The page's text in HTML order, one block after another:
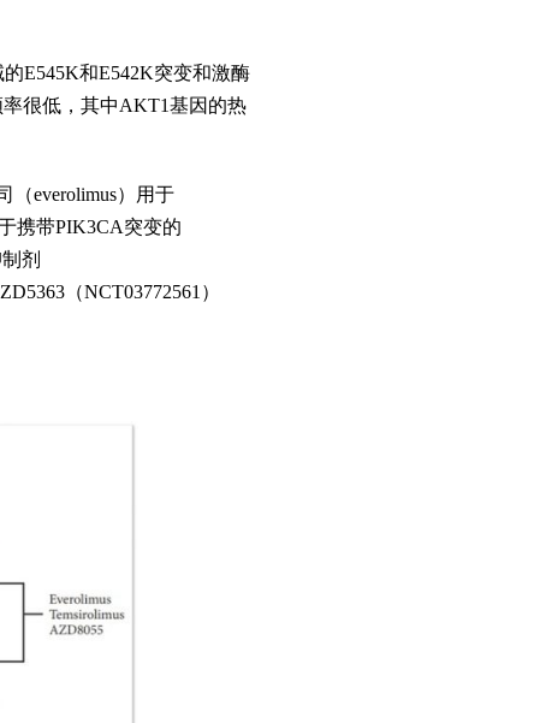
E545K和E542K突变和激酶
很低，其中AKT1基因的热
everolimus）用于
携带PIK3CA突变的
剂
（NCT03772561）